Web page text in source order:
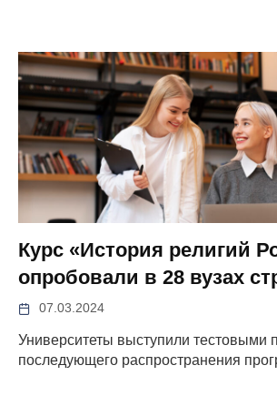
Курс «История религий
опробовали в 28 вузах
07.03.2024
Университеты выступили тестовыми
последующего распространения